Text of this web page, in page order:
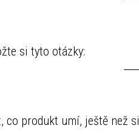
si tyto otázky:
co produkt umí, ještě než si